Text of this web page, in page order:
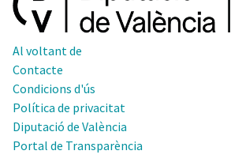
Al voltant de
Contacte
Condicions d'ús
Política de privacitat
Diputació de València
Portal de Transparència